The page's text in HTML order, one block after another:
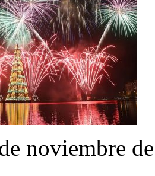
noviembre